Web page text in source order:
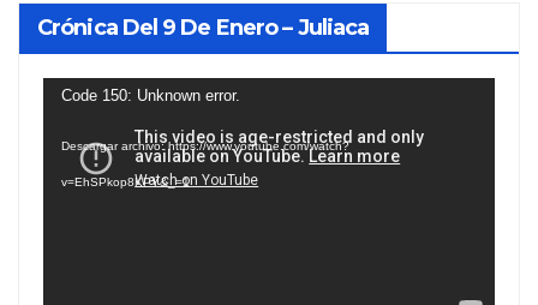
Crónica Del 9 De Enero – Juliaca
Reproductor
vídeo
Code 150: Unknown error.
Descargar archivo: https://www.youtube.com/watch?
v=EhSPkop8KPY&_=1